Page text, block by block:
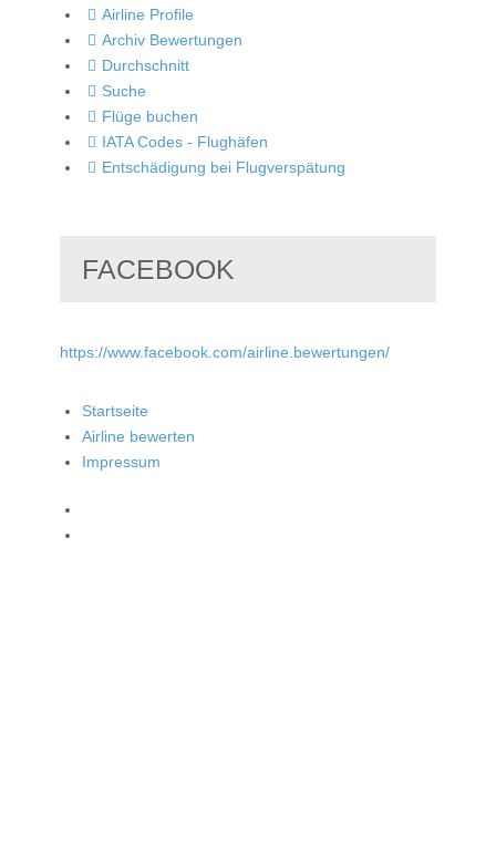
Airline Profile
Archiv Bewertungen
Durchschnitt
Suche
Flüge buchen
IATA Codes - Flughäfen
Entschädigung bei Flugverspätung
FACEBOOK
https://www.facebook.com/airline.bewertungen/
Startseite
Airline bewerten
Impressum